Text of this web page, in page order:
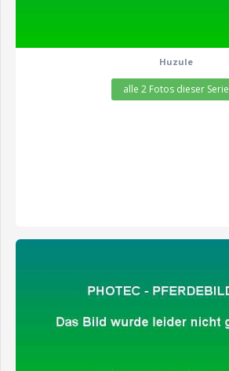
Huzule
alle 2 Fotos dieser Serie